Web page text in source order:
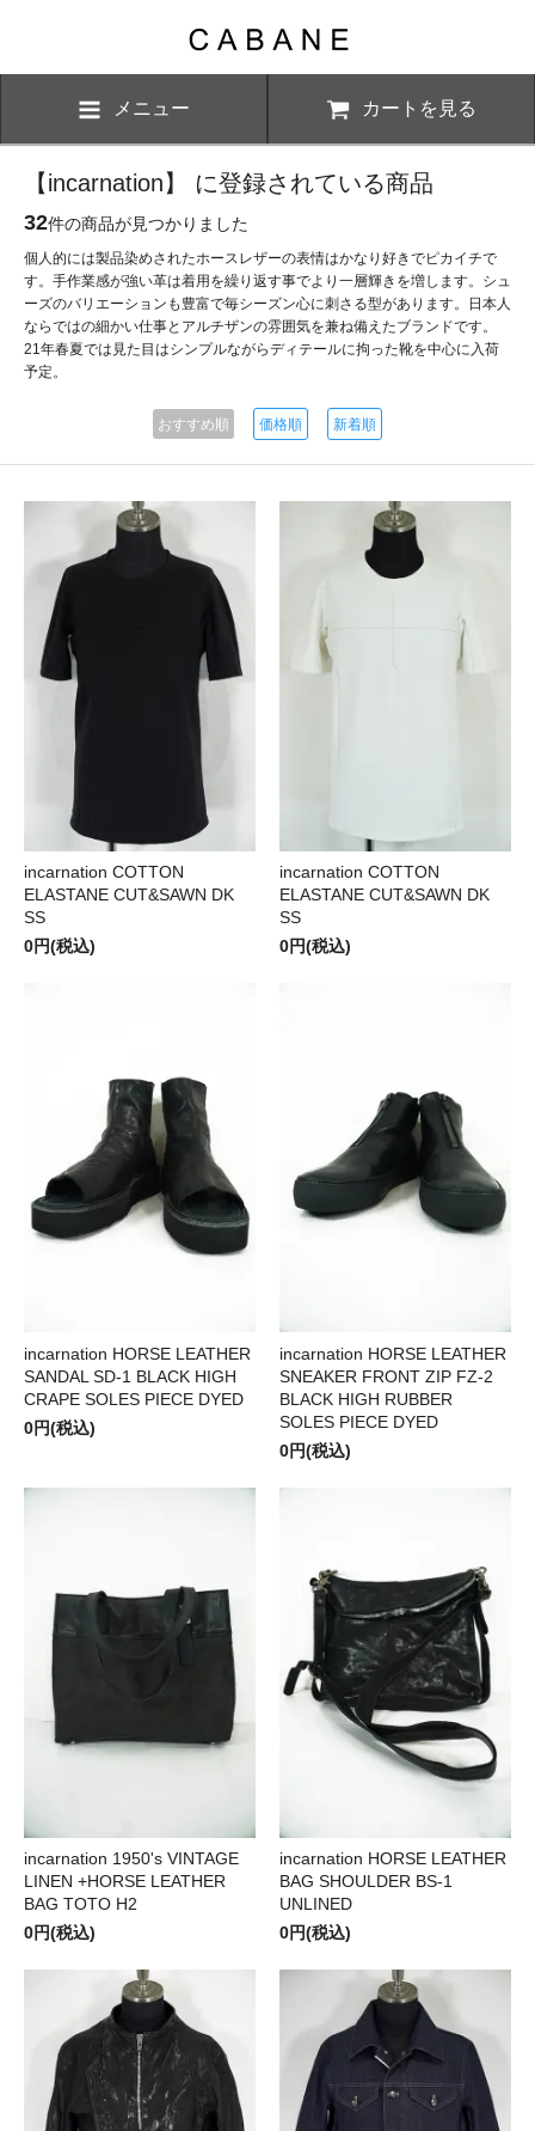
メニュー カートを見る
【incarnation】 に登録されている商品
32件の商品が見つかりました
個人的には製品染めされたホースレザーの表情はかなり好きでピカイチで
す。手作業感が強い革は着用を繰り返す事でより一層輝きを増します。シュ
ーズのバリエーションも豊富で毎シーズン心に刺さる型があります。日本人
ならではの細かい仕事とアルチザンの雰囲気を兼ね備えたブランドです。
21年春夏では見た目はシンプルながらディテールに拘った靴を中心に入荷
予定。
おすすめ順 価格順 新着順
incarnation COTTON
ELASTANE CUT&SAWN DK
SS
0円(税込)
incarnation COTTON
ELASTANE CUT&SAWN DK
SS
0円(税込)
incarnation HORSE LEATHER
SANDAL SD-1 BLACK HIGH
CRAPE SOLES PIECE DYED
0円(税込)
incarnation HORSE LEATHER
SNEAKER FRONT ZIP FZ-2
BLACK HIGH RUBBER
SOLES PIECE DYED
0円(税込)
incarnation 1950's VINTAGE
LINEN +HORSE LEATHER
BAG TOTO H2
0円(税込)
incarnation HORSE LEATHER
BAG SHOULDER BS-1
UNLINED
0円(税込)